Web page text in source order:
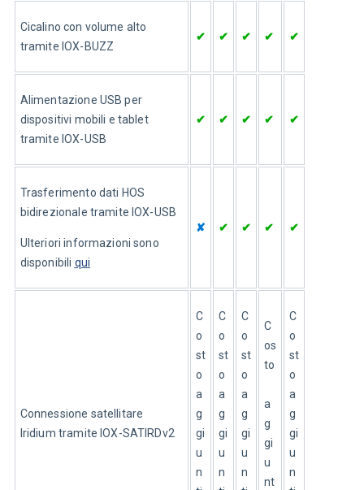
Cicalino con volume alto
tramite IOX-BUZZ
✔ ✔ ✔ ✔ ✔
Alimentazione USB per
dispositivi mobili e tablet
tramite IOX-USB
✔ ✔ ✔ ✔ ✔
Trasferimento dati HOS
bidirezionale tramite IOX-USB
Ulteriori informazioni sono
disponibili qui
✘ ✔ ✔ ✔ ✔
Connessione satellitare
Iridium tramite IOX-SATIRDv2
C
o
st
o
a
g
gi
u
n
C
o
st
o
a
g
gi
u
n
C
o
st
o
a
g
gi
u
n
C
os
to
a
g
gi
u
nt
C
o
st
o
a
g
gi
u
n